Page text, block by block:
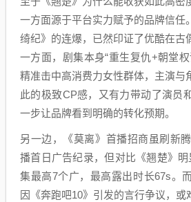
一方面源于平台实力赋予的品牌信任
绮纪》的连爆，已然印证了优酷在古
一方面，剧集本身“重生复仇+朝堂权
精准击中高消费力女性群体，主演与
此的极致CP感，又有力带动了演员
一步让品牌看到明确的转化预期。
另一边，《莫离》首播招商虽刷新
播首日广告纪录，但对比《翘楚》
集最高7个广，最高露出时长67s。
因《奔跑吧10》引发的言行争议，或